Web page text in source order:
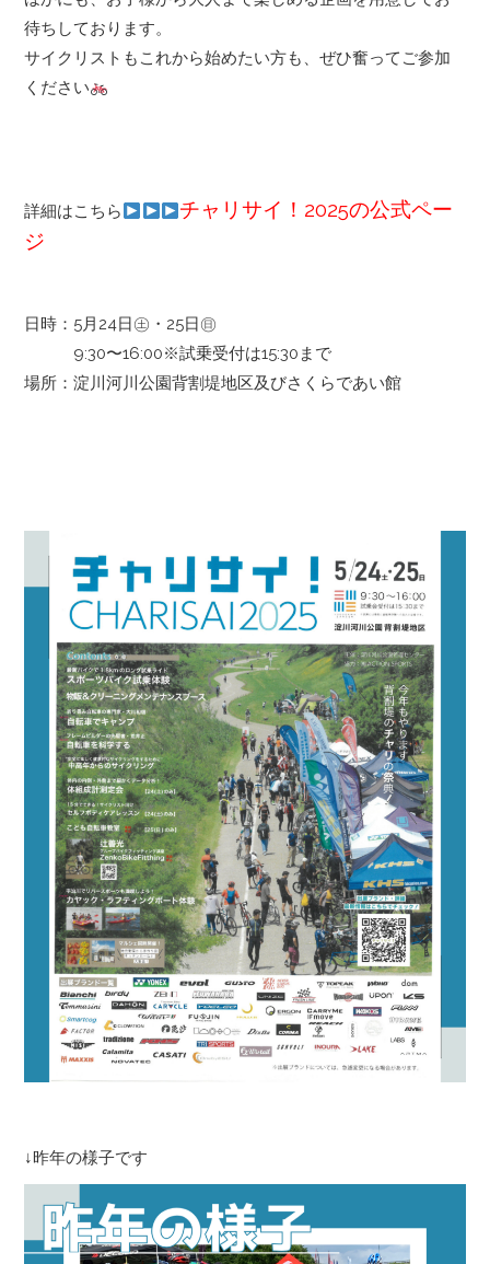
待ちしております。
サイクリストもこれから始めたい方も、ぜひ奮ってご参加
ください
詳細はこちら
チャリサイ！2025の公式ペー
ジ
日時：5月24日㊏・25日㊐
9:30〜16:00※試乗受付は15:30まで
場所：淀川河川公園背割堤地区及びさくらであい館
↓昨年の様子です